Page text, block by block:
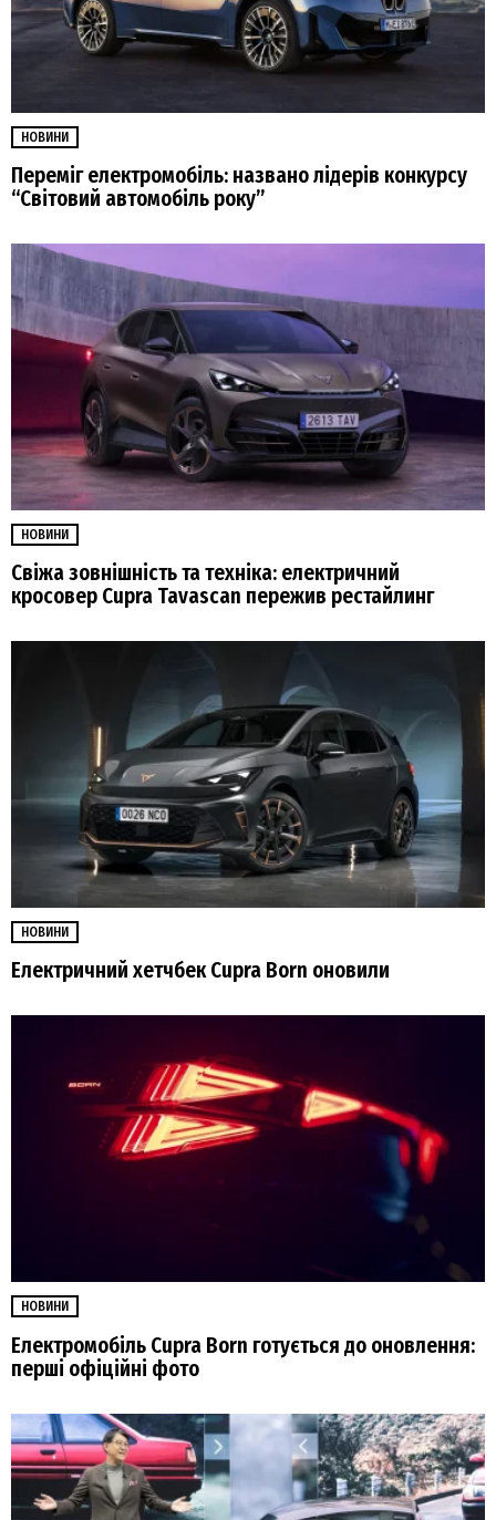
НОВИНИ
Переміг електромобіль: названо лідерів конкурсу
“Світовий автомобіль року”
НОВИНИ
Свіжа зовнішність та техніка: електричний
кросовер Cupra Tavascan пережив рестайлинг
НОВИНИ
Електричний хетчбек Cupra Born оновили
НОВИНИ
Електромобіль Cupra Born готується до оновлення:
перші офіційні фото